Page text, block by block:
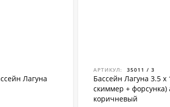
Лагуна
АРТИКУЛ: 35011 / 3
Бассейн Лагуна 3.5
скиммер + форсунка)
коричневый